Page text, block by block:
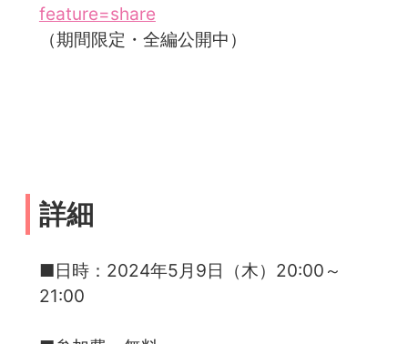
feature=share
（期間限定・全編公開中）
詳細
■日時：2024年5月9日（木）20:00～
21:00